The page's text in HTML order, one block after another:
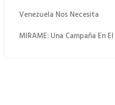
Venezuela Nos Necesita
MIRAME: Una Campaña En